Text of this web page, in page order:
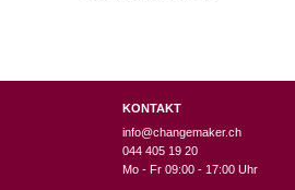
KONTAKT
info@changemaker.ch
044 405 19 20
Mo - Fr 09:00 - 17:00 Uhr